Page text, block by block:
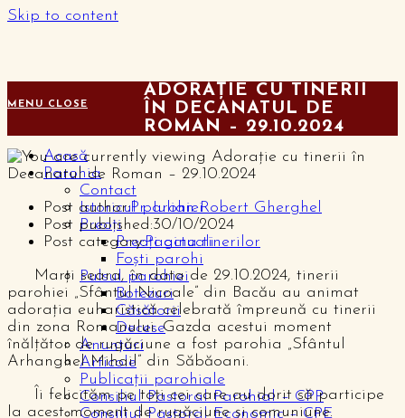
Skip to content
MENU CLOSE
Acasă
Parohia
Contact
Istoricul parohiei
Preoți
Preoți actuali
Foști parohi
Pulsul parohiei
Botezuri
Căsătorii
Decese
Anunțuri
Articole
Publicații parohiale
Consiliul Pastoral Parohial – CPP
Consiliul Pastoral Economic – CPE
ADORAȚIE CU TINERII
ÎN DECANATUL DE
ROMAN – 29.10.2024
Post author:Pr. Iulian Robert Gherghel
Post published:30/10/2024
Post category:Pagina tinerilor
Marți seara, în data de 29.10.2024, tinerii
parohiei „Sfântul Nicoale” din Bacău au animat
adorația euharistică celebrată împreună cu tinerii
din zona Romanului. Gazda acestui moment
înălțător de rugăciune a fost parohia „Sfântul
Arhanghel Mihail” din Săbăoani.
Îi felicităm pe toți cei care au dorit să participe
la acest moment de rugăciune și comuniune.